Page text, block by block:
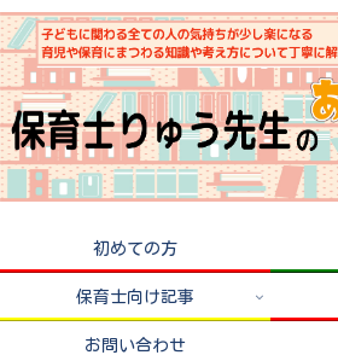
初めての方
保育士向け記事
お問い合わせ